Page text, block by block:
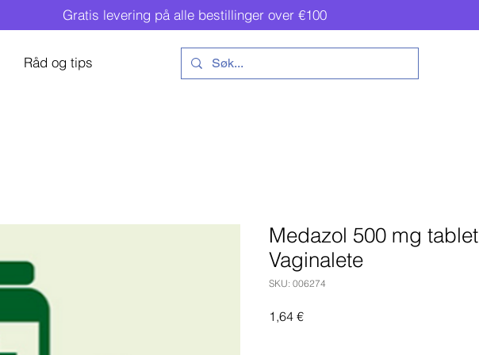
Gratis levering på alle bestillinger over €100
Råd og tips
Medazol 500 mg tablet
Vaginalete
SKU: 006274
1,64 €Pris